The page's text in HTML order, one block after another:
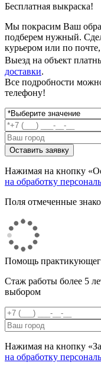
Бесплатная выкраска!
Мы покрасим Ваш
подберем нужный.
курьером или по
Выезд на объект
доставки.
Все подробности
телефону!
Нажимая на кнопку
на обработку
Поля отмеченные
Помощь
Стаж работы более 5
выбором
Нажимая на кнопку
на обработку